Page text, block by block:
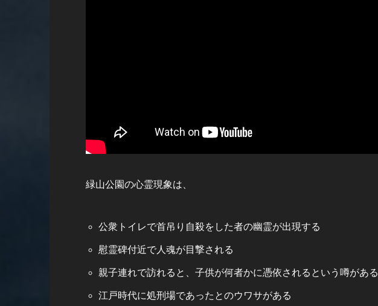
緑山公園の心霊現象は、
公衆トイレで首吊り自殺をした者の幽霊が出現する
慰霊碑付近で人魂が目撃される
親子連れで訪れると、子供が何者かに憑依されるという噂がある
江戸時代に処刑場であったとのウワサがある